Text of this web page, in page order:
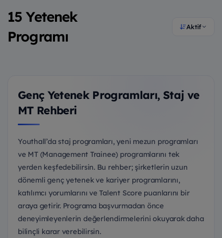
15 Yetenek
Programı
Aktif
Genç Yetenek Programları, Staj ve
MT Rehberi
Youthall’da staj programları, yeni mezun programları
ve MT (Management Trainee) programlarını tek
yerden keşfedebilirsin. Bu rehber; şirketlerin uzun
dönemli genç yetenek ve kariyer programlarını,
katılımcı yorumlarını ve Talent Score puanlarını bir
araya getirir. Programa başvurmadan önce
deneyimleyenlerin değerlendirmelerini okuyarak daha
bilinçli karar verebilirsin.